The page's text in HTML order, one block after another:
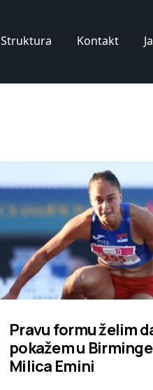
Struktura Kontakt
Pravu formu želim
pokažem u
Milica Emini